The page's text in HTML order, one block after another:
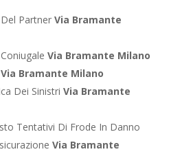
Partner Via Bramante
Via Bramante Milano
Via Bramante Milano
Dei Sinistri Via Bramante
Tentativi Di Frode In Danno
Via Bramante